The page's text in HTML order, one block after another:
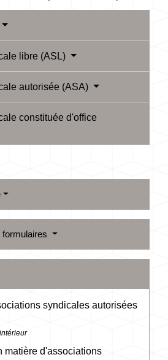
libre (ASL)
autorisée (ASA)
constituée d'office
syndicales autorisées
matière d'associations